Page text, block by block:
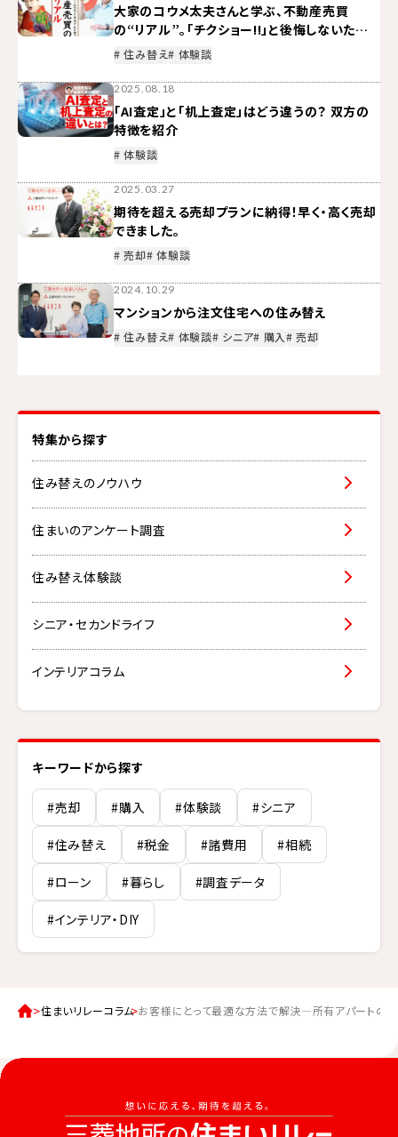
大家のコウメ太夫さんと学ぶ、不動産売買
の“リアル”。「チクショー!!」と後悔しないため
に知っておくべきこと
# 住み替え# 体験談
2025.08.18
「AI査定」と「机上査定」はどう違うの？ 双方の
特徴を紹介
# 体験談
2025.03.27
期待を超える売却プランに納得！早く・高く売却
できました。
# 売却# 体験談
2024.10.29
マンションから注文住宅への住み替え
# 住み替え# 体験談# シニア# 購入# 売却
特集から探す
住み替えのノウハウ
住まいのアンケート調査
住み替え体験談
シニア・セカンドライフ
インテリアコラム
キーワードから探す
#売却 #購入 #体験談 #シニア
#住み替え #税金 #諸費用 #相続
#ローン #暮らし #調査データ
#インテリア・DIY
住まいリレーコラム お客様にとって最適な方法で解決—所有アパートの